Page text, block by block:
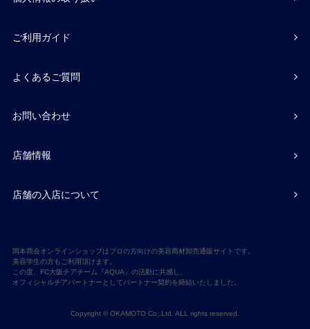
ご利用ガイド
よくあるご質問
お問い合わせ
店舗情報
店舗の入店について
岡本商会オンラインショップはプロの方向けの美容商材卸売通販サイトです。
美容学生の方もご利用頂けます。
この度、FC大阪チアチーム『AQUA』の活動に共感し、
オフィシャルチアパートナーとしてパートナー契約を締結いたしました。
Copyright © OKAMOTO Co,.Ltd. ALL rights reserved.